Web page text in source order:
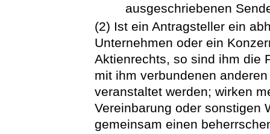
ausgeschriebenen
(2) Ist ein Antragsteller ein
Unternehmen oder ein
Aktienrechts, so sind ihm die
mit ihm verbundenen
veranstaltet werden; wirken
Vereinbarung oder sonstigen
gemeinsam einen